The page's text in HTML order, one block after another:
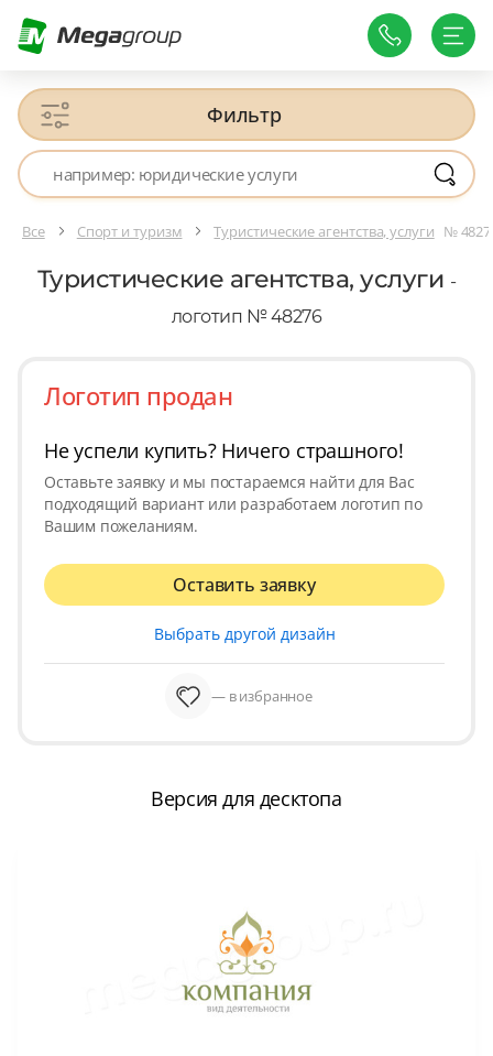
Фильтр
Все Спорт и туризм Туристические агентства, услуги №
Туристические агентства, услуги -
логотип № 48276
Логотип продан
Не успели купить? Ничего страшного!
Оставьте заявку и мы постараемся найти для Вас
подходящий вариант или разработаем логотип по
Вашим пожеланиям.
Оставить заявку
Выбрать другой дизайн
— в избранное
Версия для десктопа